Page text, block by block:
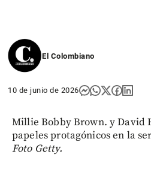
El Colombiano
10 de junio de 2026
Millie Bobby Brown. y David
papeles protagónicos en la
Foto Getty.